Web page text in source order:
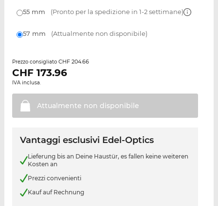
55 mm (Pronto per la spedizione in 1-2 settimane)
57 mm (Attualmente non disponibile)
Prezzo consigliato CHF 204.66
CHF 173.96
IVA inclusa.
Attualmente non disponibile
Vantaggi esclusivi Edel-Optics
Lieferung bis an Deine Haustür, es fallen keine weiteren
Kosten an
Prezzi convenienti
Kauf auf Rechnung